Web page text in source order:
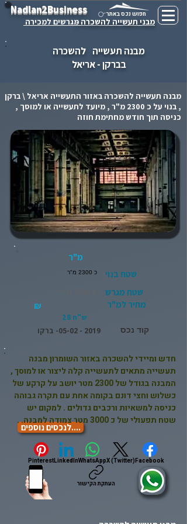
Nadlan2Business חפוש נכס באתר
מבני תעשייה להשכרה -מגרשים למכירה
מבנה תעשייה להשכרה
בברקן - אריאל
מבנה תעשייה להשכרה באזור התעשייה אריאל \ ברקן
, בנוי על כ 2300 מ"ר , מיועד לתעשייה או למוסך ,
כניסה תוך חודש מחתימת חוזה
מ"ר
שטח בנוי
כ 2300 מ"ר
שטח מגרש
מחיר למ"ר ₪
ש"ח 28
קוד נכס 2019 - 05-02 - ברקו
....לנכסים נוספים
Facebook
X (Twitter)
WhatsApp
LinkedIn
Pinterest
העתקת הקישור
חדש ומיידי להשכרה באזור השומרון מבנה
תעשייה מתאים לתעשייה קלה ליצור או למוסך ,
המבנה בגודל של 2300 מטר יושב על קרקע של
כשלוש וחצי דונם בקומה אחת עם תקרה גבוהה
כניסה למשאיות ורכבים גדולים . למקום יש
שטח תפעולי של כ 3000 מטר צמודה למבנה. .